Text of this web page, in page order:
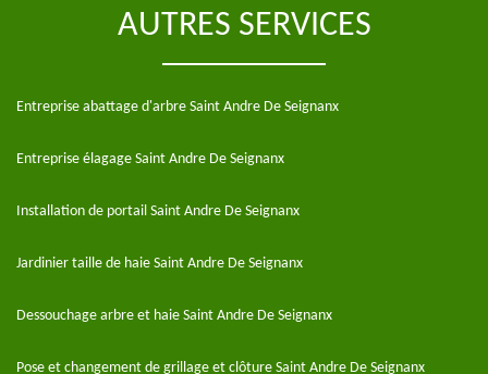
AUTRES SERVICES
Entreprise abattage d'arbre Saint Andre De Seignanx
Entreprise élagage Saint Andre De Seignanx
Installation de portail Saint Andre De Seignanx
Jardinier taille de haie Saint Andre De Seignanx
Dessouchage arbre et haie Saint Andre De Seignanx
Pose et changement de grillage et clôture Saint Andre De Seignanx